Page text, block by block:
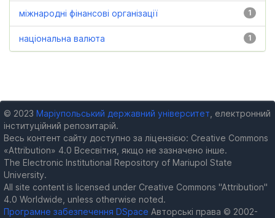
1
міжнародні фінансові організації
1
національна валюта
© 2023 Маріупольський державний університет , електронний
інституційний репозитарій.
Весь контент сайту доступно за ліцензією: Creative Commons
«Attribution» 4.0 Всесвітня, якщо не зазначено інше.
The Electronic Institutional Repository of Mariupol State
University.
All site content is licensed under Creative Commons "Attribution"
4.0 Worldwide, unless otherwise noted.
Програмне забезпечення DSpace Авторські права © 2002-